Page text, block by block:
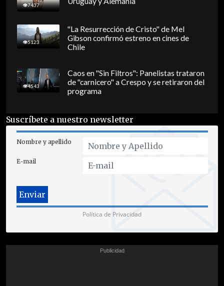
7437
5123
"La Resurrección de Cristo" de Mel
Gibson confirmó estreno en cines de
Chile
4543
Caos en "Sin Filtros": Panelistas trataron
de "carnicero" a Crespo y se retiraron del
programa
Suscríbete a nuestro newsletter
Nombre y apellido
E-mail
Política de Privacidad